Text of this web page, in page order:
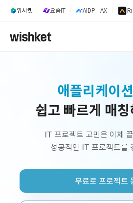
위시켓 요즘IT AIDP - AX
내부업무시스
웹 서비스
AI 서비스
정부지원사업
프리랜서 개발
플랫폼
쉽고 빠르게 매
IT 프로젝트 고민은 이제
성공적인 IT 프로젝트를
무료로 프로젝트